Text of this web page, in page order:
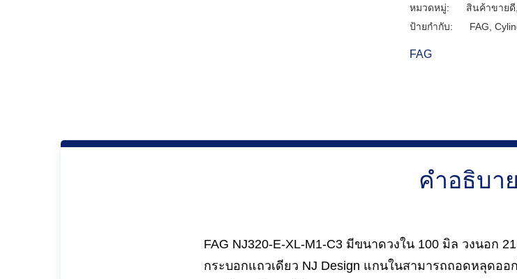
หมวดหมู่: สินค้าขายดี
ป้ายกำกับ:
FAG
FAG
คำอธิบาย
FAG NJ320-E-XL-M1-C3 มีขนาดวงใน 100 มิล วงนอก
กระบอกแถวเดียว NJ Design แกนในสามารถถอดหลุดอ